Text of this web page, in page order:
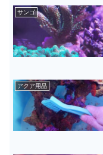
サンゴ
アクア用品